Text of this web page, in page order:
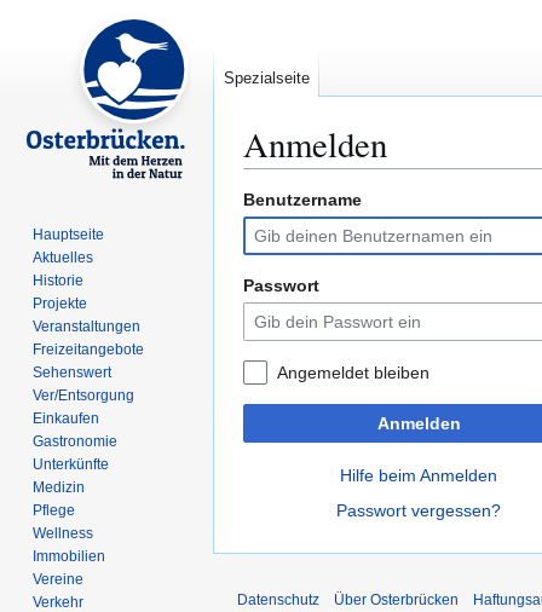
Anmelden
Zur
Navigation
springen
Zur
Suche
springen
Benutzername
Passwort
Angemeldet bleiben
Anmelden
Hilfe beim Anmelden
Passwort vergessen?
Spezialseite
Hauptseite
Aktuelles
Historie
Projekte
Veranstaltungen
Freizeitangebote
Sehenswert
Ver/Entsorgung
Einkaufen
Gastronomie
Unterkünfte
Medizin
Pflege
Wellness
Immobilien
Vereine
Verkehr
Datenschutz Über Osterbrücken